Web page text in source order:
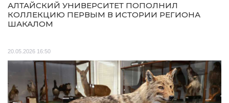
АЛТАЙСКИЙ УНИВЕРСИТЕТ ПОПОЛНИЛ
КОЛЛЕКЦИЮ ПЕРВЫМ В ИСТОРИИ РЕГИОНА
ШАКАЛОМ
20.05.2026 16:50